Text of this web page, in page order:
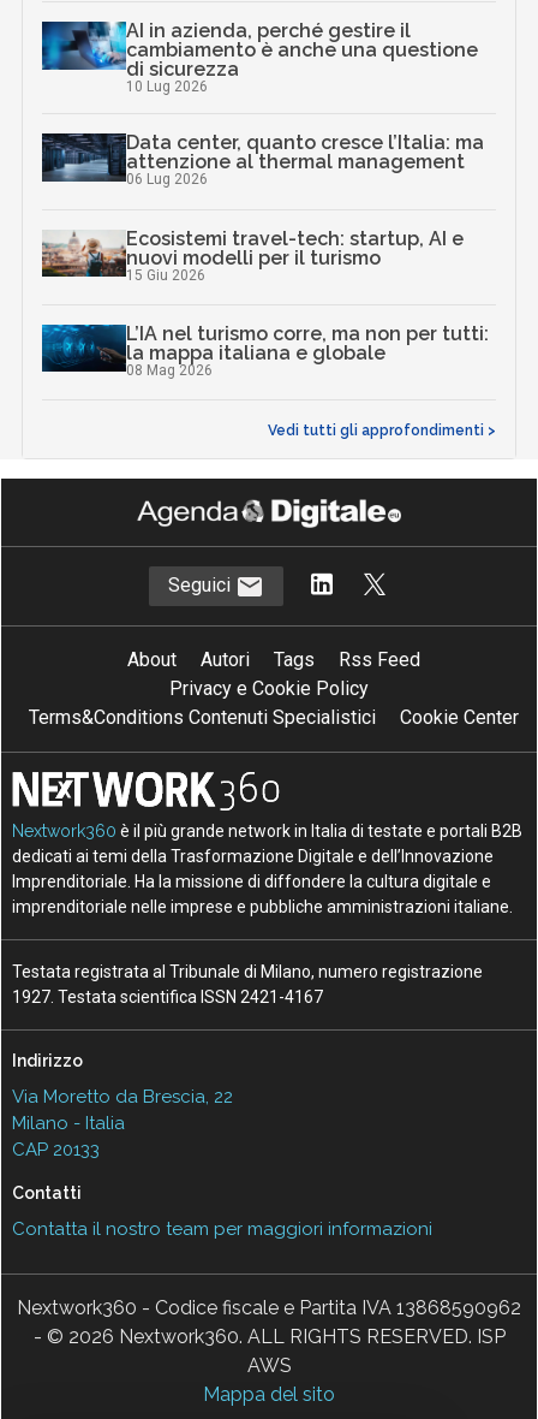
AI in azienda, perché gestire il
cambiamento è anche una questione
di sicurezza
10 Lug 2026
Data center, quanto cresce l’Italia: ma
attenzione al thermal management
06 Lug 2026
Ecosistemi travel-tech: startup, AI e
nuovi modelli per il turismo
15 Giu 2026
L’IA nel turismo corre, ma non per tutti:
la mappa italiana e globale
08 Mag 2026
Vedi tutti gli approfondimenti >
Seguici
About Autori Tags
Rss Feed
Privacy e Cookie Policy
Terms&Conditions Contenuti Specialistici
Cookie Center
Nextwork360 è il più grande network in Italia di testate e portali B2B
dedicati ai temi della Trasformazione Digitale e dell’Innovazione
Imprenditoriale. Ha la missione di diffondere la cultura digitale e
imprenditoriale nelle imprese e pubbliche amministrazioni italiane.
Testata registrata al Tribunale di Milano, numero registrazione
1927. Testata scientifica ISSN 2421-4167
Indirizzo
Via Moretto da Brescia, 22
Milano - Italia
CAP 20133
Contatti
Contatta il nostro team per maggiori informazioni
Nextwork360 - Codice fiscale e Partita IVA 13868590962
- © 2026 Nextwork360. ALL RIGHTS RESERVED. ISP
AWS
Mappa del sito